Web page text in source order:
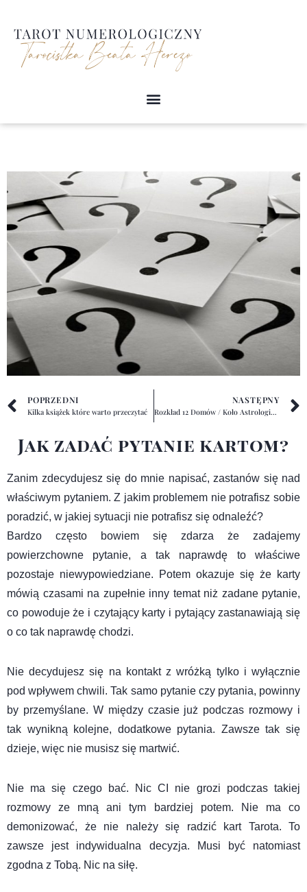
Przejdź
treści
POPRZEDNI
Kilka książek które warto przeczytać
NASTĘPNY
Rozkład 12 Domów / Koło Astrologiczne
Jak zadać pytanie kartom?
Zanim zdecydujesz się do mnie napisać, zastanów się nad
właściwym pytaniem. Z jakim problemem nie potrafisz sobie
poradzić, w jakiej sytuacji nie potrafisz się odnaleźć?
Bardzo często bowiem się zdarza że zadajemy
powierzchowne pytanie, a tak naprawdę to właściwe
pozostaje niewypowiedziane. Potem okazuje się że karty
mówią czasami na zupełnie inny temat niż zadane pytanie,
co powoduje że i czytający karty i pytający zastanawiają się
o co tak naprawdę chodzi.
Nie decydujesz się na kontakt z wróżką tylko i wyłącznie
pod wpływem chwili. Tak samo pytanie czy pytania, powinny
by przemyślane. W między czasie już podczas rozmowy i
tak wynikną kolejne, dodatkowe pytania. Zawsze tak się
dzieje, więc nie musisz się martwić.
Nie ma się czego bać. Nic CI nie grozi podczas takiej
rozmowy ze mną ani tym bardziej potem. Nie ma co
demonizować, że nie należy się radzić kart Tarota. To
zawsze jest indywidualna decyzja. Musi być natomiast
zgodna z Tobą. Nic na siłę.